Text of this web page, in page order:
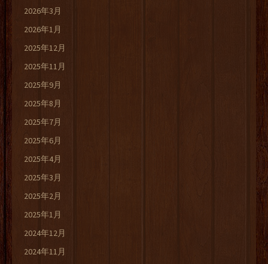
2026年3月
2026年1月
2025年12月
2025年11月
2025年9月
2025年8月
2025年7月
2025年6月
2025年4月
2025年3月
2025年2月
2025年1月
2024年12月
2024年11月